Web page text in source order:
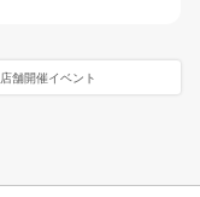
舗開催イベント